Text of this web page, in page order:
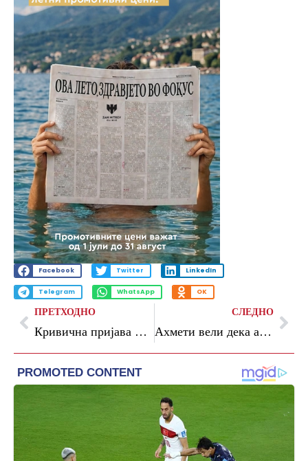
Facebook Twitter LinkedIn
Telegram WhatsApp OK
ПРЕТХОДНО
Кривична пријава против полициски службеници од сообраќајна патрола во Скопје за „попречување на правдата“
СЛЕДНО
Ахмети вели дека ако излезе на улица нема враќање назад, „Вреди“ со коментар дека улицата е на народот, а не на милионерите